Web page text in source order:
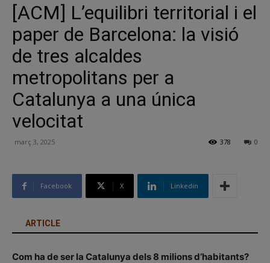
[ACM] L’equilibri territorial i el
paper de Barcelona: la visió
de tres alcaldes
metropolitans per a
Catalunya a una única
velocitat
març 3, 2025 0
378
Facebook X Linkedin
ARTICLE
Com ha de ser la Catalunya dels 8 milions d’habitants?